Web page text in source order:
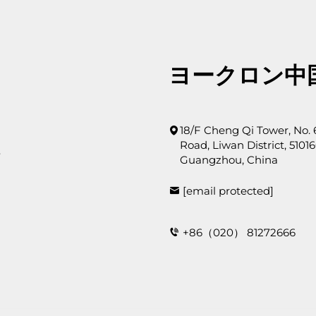
ヨークロン中
18/F Cheng Qi Tower, No.
Road, Liwan District,
Guangzhou, China
[email protected]
+86（020） 81272666